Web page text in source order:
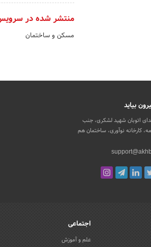
منتشر شده در
مسکن و ساختمان
بیاید
اتوبان شهید لشکری، جنب
کارخانه نوآوری، ساختمان هم
اجتماعی
علم و آموزش